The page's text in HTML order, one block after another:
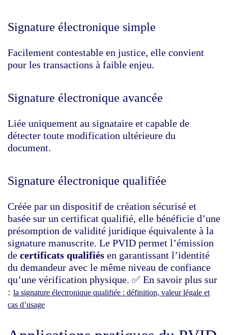
Signature électronique simple
Facilement contestable en justice, elle convient
pour les transactions à faible enjeu.
Signature électronique avancée
Liée uniquement au signataire et capable de
détecter toute modification ultérieure du
document.
Signature électronique qualifiée
Créée par un dispositif de création sécurisé et
basée sur un certificat qualifié, elle bénéficie d’une
présomption de validité juridique équivalente à la
signature manuscrite. Le PVID permet l’émission
de certificats qualifiés en garantissant l’identité
du demandeur avec le même niveau de confiance
qu’une vérification physique. ✅ En savoir plus sur
: la signature électronique qualifiée : définition, valeur légale et
cas d’usage